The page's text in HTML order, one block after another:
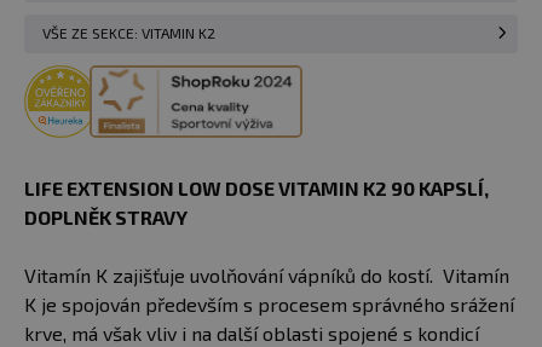
VŠE ZE SEKCE: VITAMIN K2
LIFE EXTENSION LOW DOSE VITAMIN K2 90 KAPSLÍ,
DOPLNĚK STRAVY
Vitamín K zajišťuje uvolňování vápníků do kostí. Vitamín
K je spojován především s procesem správného srážení
krve, má však vliv i na další oblasti spojené s kondicí